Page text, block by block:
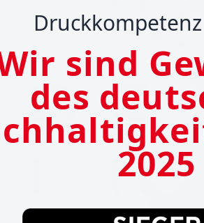
sind
des
2025